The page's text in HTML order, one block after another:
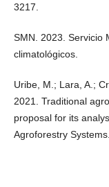
3217.
SMN. 2023. Servicio
climatológicos.
Uribe, M.; Lara, A.;
2021. Traditional
proposal for its
Agroforestry